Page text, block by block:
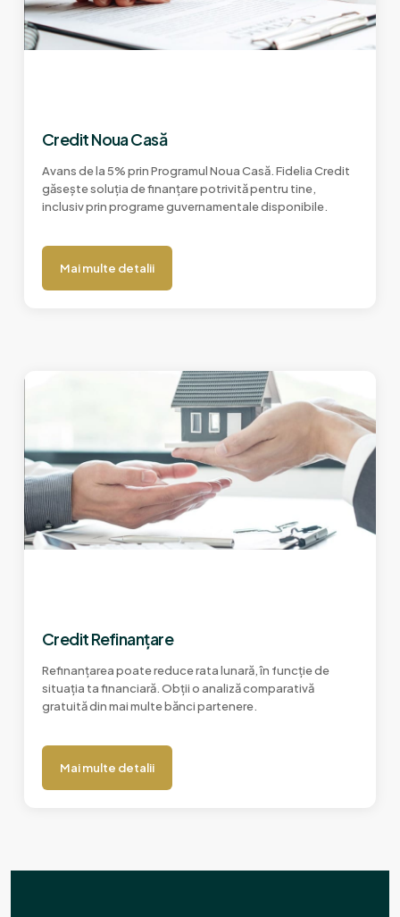
Credit Noua Casă
Avans de la 5% prin Programul Noua Casă. Fidelia Credit
găsește soluția de finanțare potrivită pentru tine,
inclusiv prin programe guvernamentale disponibile.
Mai multe detalii
Credit Refinanțare
Refinanțarea poate reduce rata lunară, în funcție de
situația ta financiară. Obții o analiză comparativă
gratuită din mai multe bănci partenere.
Mai multe detalii